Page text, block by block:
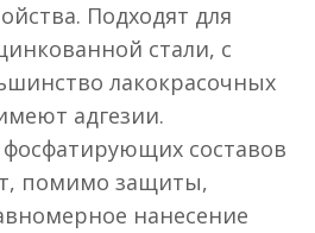
Подходят для
стали, с
лакокрасочных
адгезии.
составов
помимо защиты,
нанесение